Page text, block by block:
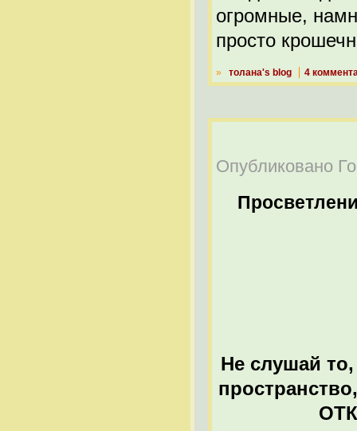
огромные,
просто
» толана's blog 4
Опубликовано
Не слушай